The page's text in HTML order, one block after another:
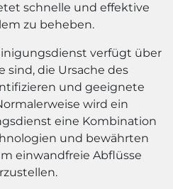
schnelle und effektive
zu beheben.
verfügt über
sind, die Ursache des
und geeignete
wird ein
eine Kombination
und bewährten
einwandfreie Abflüsse